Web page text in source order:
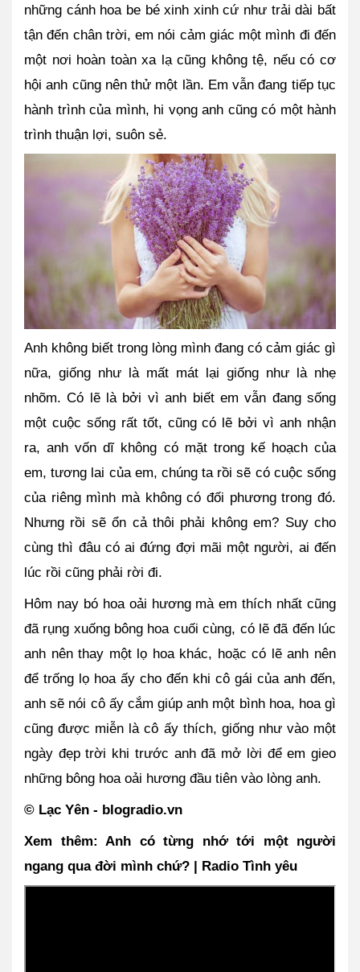
những cánh hoa be bé xinh xinh cứ như trải dài bất
tận đến chân trời, em nói cảm giác một mình đi đến
một nơi hoàn toàn xa lạ cũng không tệ, nếu có cơ
hội anh cũng nên thử một lần. Em vẫn đang tiếp tục
hành trình của mình, hi vọng anh cũng có một hành
trình thuận lợi, suôn sẻ.
Anh không biết trong lòng mình đang có cảm giác gì
nữa, giống như là mất mát lại giống như là nhẹ
nhõm. Có lẽ là bởi vì anh biết em vẫn đang sống
một cuộc sống rất tốt, cũng có lẽ bởi vì anh nhận
ra, anh vốn dĩ không có mặt trong kế hoạch của
em, tương lai của em, chúng ta rồi sẽ có cuộc sống
của riêng mình mà không có đối phương trong đó.
Nhưng rồi sẽ ổn cả thôi phải không em? Suy cho
cùng thì đâu có ai đứng đợi mãi một người, ai đến
lúc rồi cũng phải rời đi.
Hôm nay bó hoa oải hương mà em thích nhất cũng
đã rụng xuống bông hoa cuối cùng, có lẽ đã đến lúc
anh nên thay một lọ hoa khác, hoặc có lẽ anh nên
để trống lọ hoa ấy cho đến khi cô gái của anh đến,
anh sẽ nói cô ấy cắm giúp anh một bình hoa, hoa gì
cũng được miễn là cô ấy thích, giống như vào một
ngày đẹp trời khi trước anh đã mở lời để em gieo
những bông hoa oải hương đầu tiên vào lòng anh.
© Lạc Yên - blogradio.vn
Xem thêm: Anh có từng nhớ tới một người
ngang qua đời mình chứ? | Radio Tình yêu